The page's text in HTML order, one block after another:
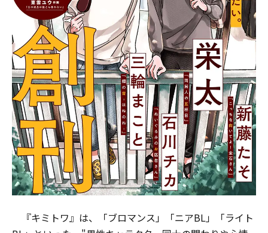
『キミトワ』は、「ブロマンス」「ニアBL」「ライト